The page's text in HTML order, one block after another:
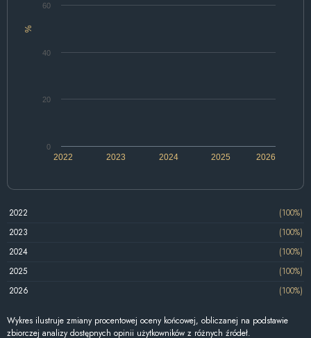
%
2022 2024 2026
2023 2025
0
20
40
60
2022
(100%)
2023
(100%)
2024
(100%)
2025
(100%)
2026
(100%)
Wykres ilustruje zmiany procentowej oceny końcowej, obliczanej na podstawie
zbiorczej analizy dostępnych opinii użytkowników z różnych źródeł.